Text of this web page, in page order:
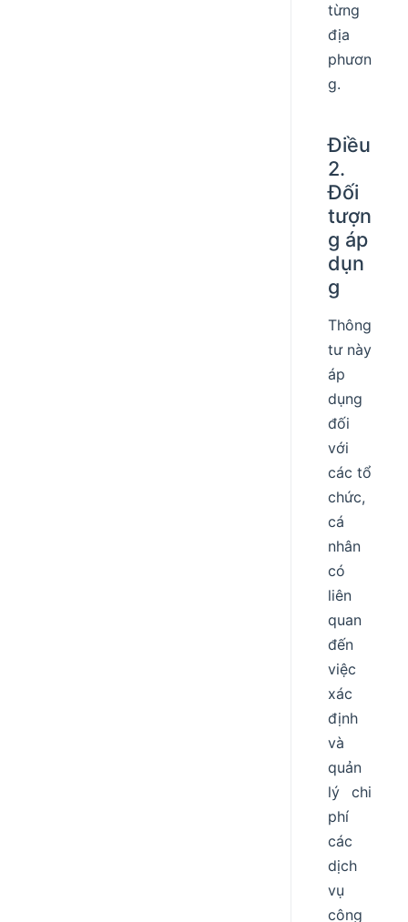
từng
địa
phươn
g.
Điều
2.
Đối
tượn
g áp
dụn
g
Thông
tư này
áp
dụng
đối
với
các tổ
chức,
cá
nhân
có
liên
quan
đến
việc
xác
định
và
quản
lý chi
phí
các
dịch
vụ
công